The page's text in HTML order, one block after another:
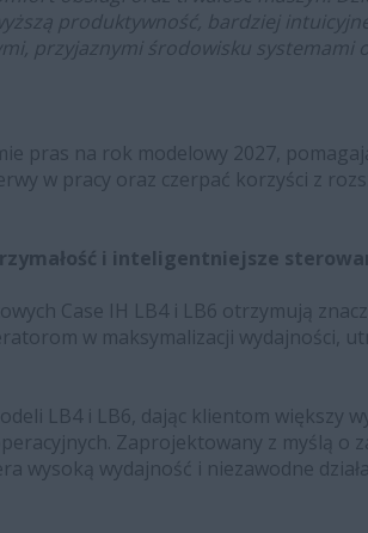
produktywność, bardziej
przyjaznymi środowisku systemami
pras na rok modelowy 2027,
w pracy oraz czerpać korzyści z
i inteligentniejsze
Case IH LB4 i LB6 otrzymują
w maksymalizacji wydajności,
LB4 i LB6, dając klientom większy
Zaprojektowany z myślą o
wysoką wydajność i niezawodne